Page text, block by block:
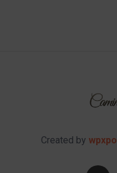
Created by wpxpo